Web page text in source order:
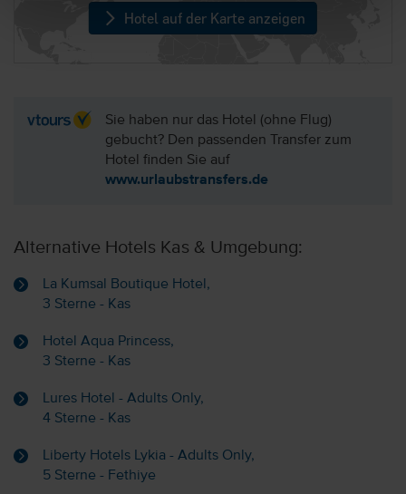
Hotel auf der Karte anzeigen
Sie haben nur das Hotel (ohne Flug)
gebucht? Den passenden Transfer zum
Hotel finden Sie auf
www.urlaubstransfers.de
Alternative Hotels Kas & Umgebung:
La Kumsal Boutique Hotel,
3 Sterne - Kas
Hotel Aqua Princess,
3 Sterne - Kas
Lures Hotel - Adults Only,
4 Sterne - Kas
Liberty Hotels Lykia - Adults Only,
5 Sterne - Fethiye